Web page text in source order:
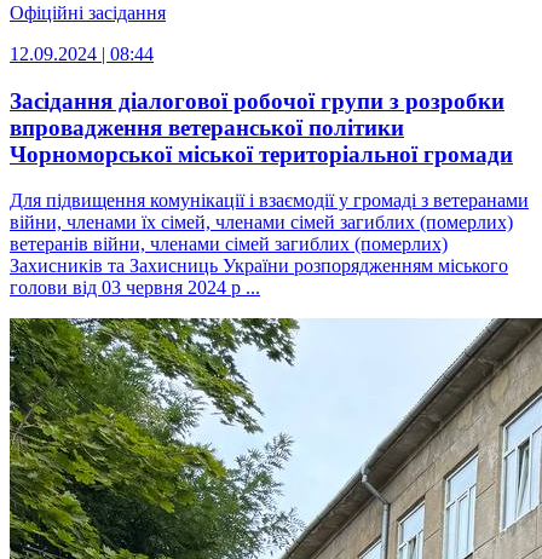
Офіційні засідання
12.09.2024 | 08:44
Засідання діалогової робочої групи з розробки
впровадження ветеранської політики
Чорноморської міської територіальної громади
Для підвищення комунікації і взаємодії у громаді з ветеранами
війни, членами їх сімей, членами сімей загиблих (померлих)
ветеранів війни, членами сімей загиблих (померлих)
Захисників та Захисниць України розпорядженням міського
голови від 03 червня 2024 р ...